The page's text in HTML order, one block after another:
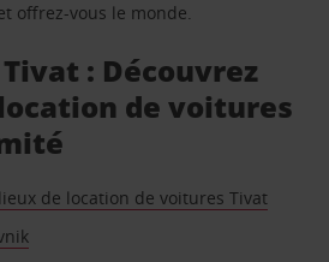
offrez-vous le monde.
: Découvrez
de voitures
de location de voitures Tivat